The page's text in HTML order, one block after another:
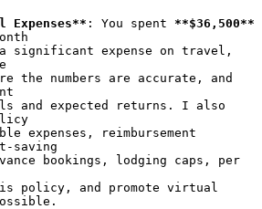
Expenses** : You spent **$36,500**
the numbers are accurate, and
expenses, reimbursement
saving
bookings, lodging caps, per
policy, and promote virtual